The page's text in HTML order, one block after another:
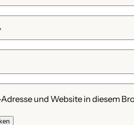
und Website in diesem